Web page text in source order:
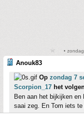
•
Anouk83
Op zondag 7
Scorpion_17 het
Ben aan het bijkijken en
saai zeg. En Tom iets te